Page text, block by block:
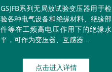
GSJFB系列无局放试验变压器用于检
验各种电气设备和绝缘材料、绝缘部
件等在工频高电压作用下的绝缘水
平，可作为变压器、互感器...
点击进入详情